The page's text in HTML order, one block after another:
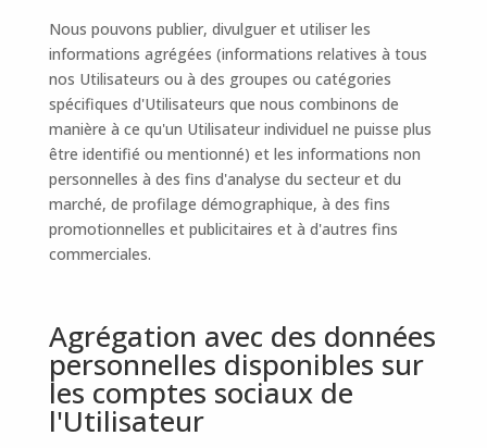
Nous pouvons publier, divulguer et utiliser les
informations agrégées (informations relatives à tous
nos Utilisateurs ou à des groupes ou catégories
spécifiques d'Utilisateurs que nous combinons de
manière à ce qu'un Utilisateur individuel ne puisse plus
être identifié ou mentionné) et les informations non
personnelles à des fins d'analyse du secteur et du
marché, de profilage démographique, à des fins
promotionnelles et publicitaires et à d'autres fins
commerciales.
Agrégation avec des données
personnelles disponibles sur
les comptes sociaux de
l'Utilisateur